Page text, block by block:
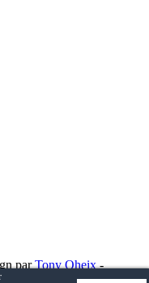
parTony Oheix-
e-commerce Prestashop